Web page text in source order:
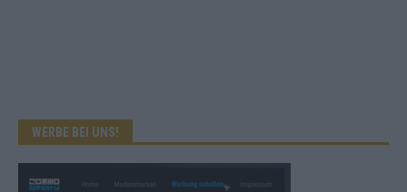
WERBE BEI UNS!